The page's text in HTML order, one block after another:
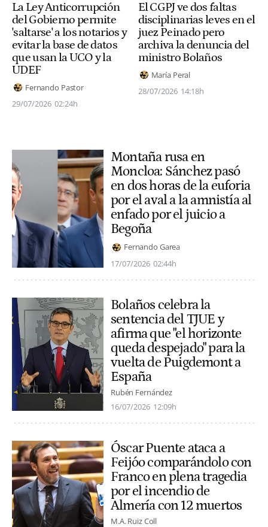
La Ley Anticorrupción
del Gobierno permite
'saltarse' a los notarios y
evitar la base de datos
que usan la UCO y la
UDEF
Fernando Pastor
29/07/2026 02:24h
El CGPJ ve dos faltas
disciplinarias leves en el
juez Peinado pero
archiva la denuncia del
ministro Bolaños
María Peral
28/07/2026 14:18h
Montaña rusa en
Moncloa: Sánchez pasó
en dos horas de la euforia
por el aval a la amnistía al
enfado por el juicio a
Begoña
Fernando Garea
17/07/2026 02:44h
Bolaños celebra la
sentencia del TJUE y
afirma que "el horizonte
queda despejado" para la
vuelta de Puigdemont a
España
Rubén Fernández
16/07/2026 12:09h
Óscar Puente ataca a
Feijóo comparándolo con
Franco en plena tragedia
por el incendio de
Almería con 12 muertos
M.A. Ruiz Coll